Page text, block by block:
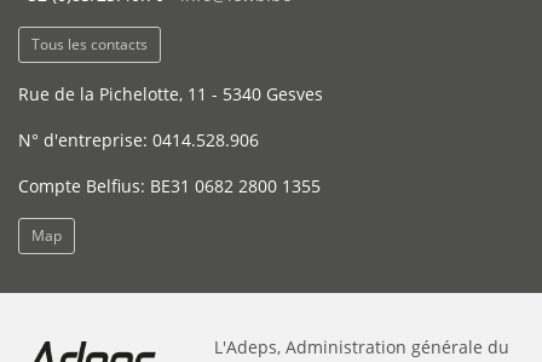
Tous les contacts
Rue de la Pichelotte, 11 - 5340 Gesves
N° d'entreprise: 0414.528.906
Compte Belfius: BE31 0682 2800 1355
Map
L'Adeps, Administration générale du